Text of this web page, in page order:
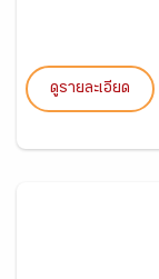
ดูรายละเอียด